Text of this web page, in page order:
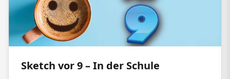
Sketch vor 9 – In der Schule